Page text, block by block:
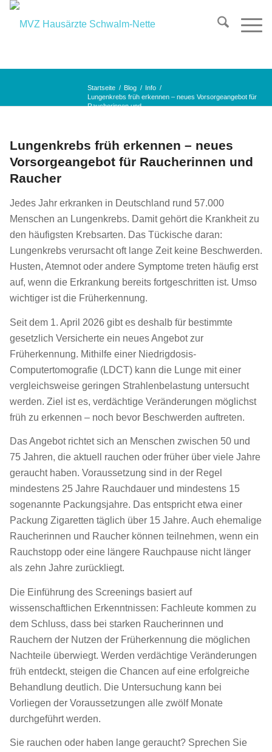
Startseite / Blog / Info /
Lungenkrebs früh erkennen – neues Vorsorgeangebot für
Raucherinnen und...
Lungenkrebs früh erkennen – neues
Vorsorgeangebot für Raucherinnen und
Raucher
Jedes Jahr erkranken in Deutschland rund 57.000
Menschen an Lungenkrebs. Damit gehört die Krankheit zu
den häufigsten Krebsarten. Das Tückische daran:
Lungenkrebs verursacht oft lange Zeit keine Beschwerden.
Husten, Atemnot oder andere Symptome treten häufig erst
auf, wenn die Erkrankung bereits fortgeschritten ist. Umso
wichtiger ist die Früherkennung.
Seit dem 1. April 2026 gibt es deshalb für bestimmte
gesetzlich Versicherte ein neues Angebot zur
Früherkennung. Mithilfe einer Niedrigdosis-
Computertomografie (LDCT) kann die Lunge mit einer
vergleichsweise geringen Strahlenbelastung untersucht
werden. Ziel ist es, verdächtige Veränderungen möglichst
früh zu erkennen – noch bevor Beschwerden auftreten.
Das Angebot richtet sich an Menschen zwischen 50 und
75 Jahren, die aktuell rauchen oder früher über viele Jahre
geraucht haben. Voraussetzung sind in der Regel
mindestens 25 Jahre Rauchdauer und mindestens 15
sogenannte Packungsjahre. Das entspricht etwa einer
Packung Zigaretten täglich über 15 Jahre. Auch ehemalige
Raucherinnen und Raucher können teilnehmen, wenn ein
Rauchstopp oder eine längere Rauchpause nicht länger
als zehn Jahre zurückliegt.
Die Einführung des Screenings basiert auf
wissenschaftlichen Erkenntnissen: Fachleute kommen zu
dem Schluss, dass bei starken Raucherinnen und
Rauchern der Nutzen der Früherkennung die möglichen
Nachteile überwiegt. Werden verdächtige Veränderungen
früh entdeckt, steigen die Chancen auf eine erfolgreiche
Behandlung deutlich. Die Untersuchung kann bei
Vorliegen der Voraussetzungen alle zwölf Monate
durchgeführt werden.
Sie rauchen oder haben lange geraucht? Sprechen Sie